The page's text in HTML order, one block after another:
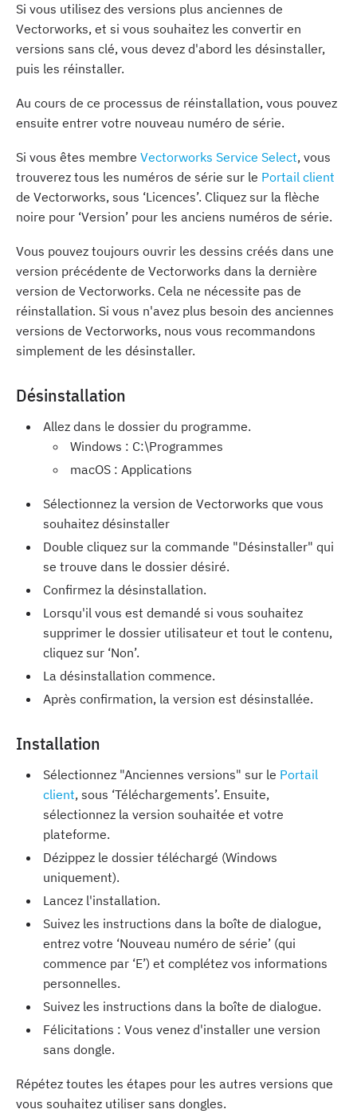
Si vous utilisez des versions plus anciennes de
Vectorworks, et si vous souhaitez les convertir en
versions sans clé, vous devez d'abord les désinstaller,
puis les réinstaller.
Au cours de ce processus de réinstallation, vous pouvez
ensuite entrer votre nouveau numéro de série.
Si vous êtes membre Vectorworks Service Select, vous
trouverez tous les numéros de série sur le Portail client
de Vectorworks, sous ‘Licences’. Cliquez sur la flèche
noire pour ‘Version’ pour les anciens numéros de série.
Vous pouvez toujours ouvrir les dessins créés dans une
version précédente de Vectorworks dans la dernière
version de Vectorworks. Cela ne nécessite pas de
réinstallation. Si vous n'avez plus besoin des anciennes
versions de Vectorworks, nous vous recommandons
simplement de les désinstaller.
Désinstallation
Allez dans le dossier du programme.
Windows : C:\Programmes
macOS : Applications
Sélectionnez la version de Vectorworks que vous
souhaitez désinstaller
Double cliquez sur la commande "Désinstaller" qui
se trouve dans le dossier désiré.
Confirmez la désinstallation.
Lorsqu'il vous est demandé si vous souhaitez
supprimer le dossier utilisateur et tout le contenu,
cliquez sur ‘Non’.
La désinstallation commence.
Après confirmation, la version est désinstallée.
Installation
Sélectionnez "Anciennes versions" sur le Portail
client, sous ‘Téléchargements’. Ensuite,
sélectionnez la version souhaitée et votre
plateforme.
Dézippez le dossier téléchargé (Windows
uniquement).
Lancez l'installation.
Suivez les instructions dans la boîte de dialogue,
entrez votre ‘Nouveau numéro de série’ (qui
commence par ‘E’) et complétez vos informations
personnelles.
Suivez les instructions dans la boîte de dialogue.
Félicitations : Vous venez d'installer une version
sans dongle.
Répétez toutes les étapes pour les autres versions que
vous souhaitez utiliser sans dongles.